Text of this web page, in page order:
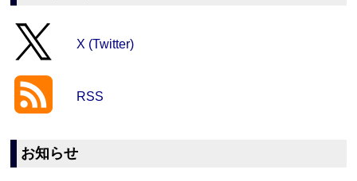
X (Twitter)
RSS
お知らせ